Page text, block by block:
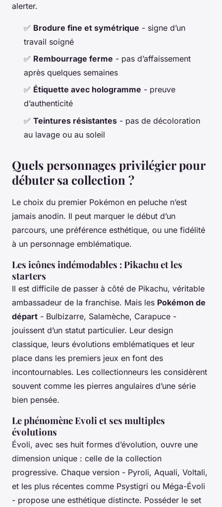
alerter.
✅ Brodure fine et symétrique - signe d’un
travail soigné
✅ Rembourrage ferme - pas d’affaissement
après quelques semaines
✅ Étiquette avec hologramme - preuve
d’authenticité
✅ Teintures résistantes - pas de décoloration
au lavage ou au soleil
Quels personnages privilégier pour
débuter sa collection ?
Le choix du premier Pokémon en peluche n’est
jamais anodin. Il peut marquer le début d’un
parcours, une préférence esthétique, ou une fidélité
à un personnage emblématique.
Les icônes indémodables : Pikachu et les
starters
Il est difficile de passer à côté de Pikachu, véritable
ambassadeur de la franchise. Mais les Pokémon de
départ - Bulbizarre, Salamèche, Carapuce -
jouissent d’un statut particulier. Leur design
classique, leurs évolutions emblématiques et leur
place dans les premiers jeux en font des
incontournables. Les collectionneurs les considèrent
souvent comme les pierres angulaires d’une série
bien pensée.
Le phénomène Evoli et ses multiples
évolutions
Évoli, avec ses huit formes d’évolution, ouvre une
dimension unique : celle de la collection
progressive. Chaque version - Pyroli, Aquali, Voltali,
et les plus récentes comme Psystigri ou Méga-Évoli
- propose une esthétique distincte. Posséder le set